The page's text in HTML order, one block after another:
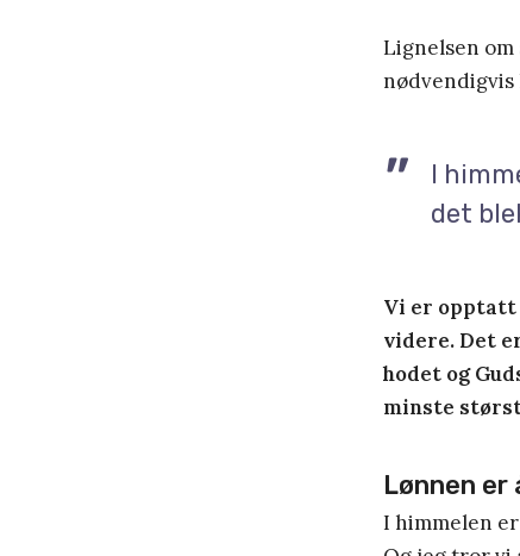
Lignelsen
nødvendigvis
I
det
Vi er opptatt
videre. Det
hodet og
minste
Lønnen
I himmelen